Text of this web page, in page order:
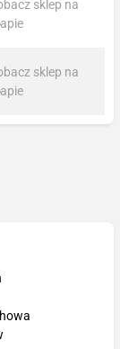
sklep na
sklep na